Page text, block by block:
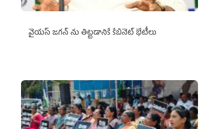
వైయ‌స్ జగన్‌ ను తిట్టడానికే కేబినెట్‌ భేటీలు